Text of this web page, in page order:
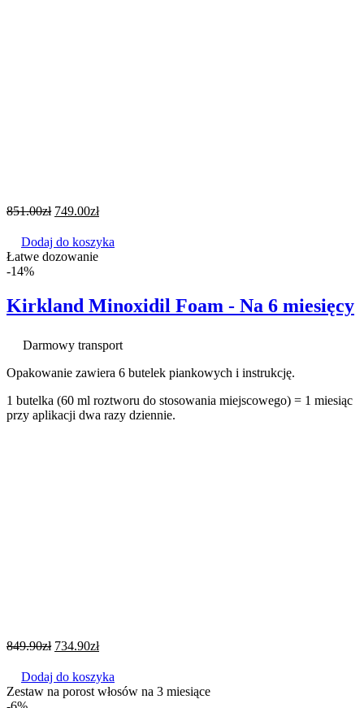
851.00zł 749.00zł
Dodaj do koszyka
Łatwe dozowanie
-14%
Kirkland Minoxidil Foam - Na 6 miesięcy
Darmowy transport
Opakowanie zawiera 6 butelek piankowych i instrukcję.
1 butelka (60 ml roztworu do stosowania miejscowego) = 1 miesiąc
przy aplikacji dwa razy dziennie.
849.90zł 734.90zł
Dodaj do koszyka
Zestaw na porost włosów na 3 miesiące